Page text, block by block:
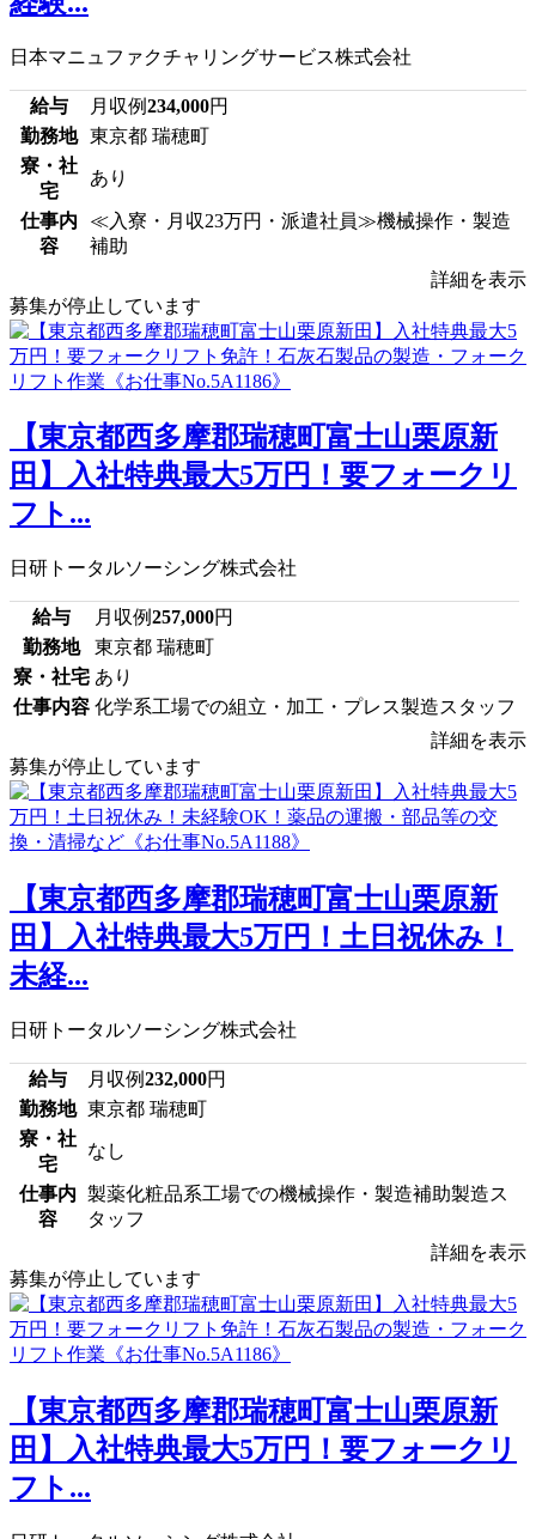
日本マニュファクチャリングサービス株式会社
給与 月収例234,000円
勤務地 東京都 瑞穂町
寮・社
宅
あり
仕事内
容
≪入寮・月収23万円・派遣社員≫機械操作・製造
補助
詳細を表示
募集が停止しています
【東京都西多摩郡瑞穂町富士山栗原新
田】入社特典最大5万円！要フォークリ
フト...
日研トータルソーシング株式会社
給与 月収例257,000円
勤務地
東京都 瑞穂町
寮・社宅 あり
仕事内容 化学系工場での組立・加工・プレス製造スタッフ
詳細を表示
募集が停止しています
【東京都西多摩郡瑞穂町富士山栗原新
田】入社特典最大5万円！土日祝休み！
未経...
日研トータルソーシング株式会社
給与 月収例232,000円
勤務地 東京都 瑞穂町
寮・社
宅
なし
仕事内
容
製薬化粧品系工場での機械操作・製造補助製造ス
タッフ
詳細を表示
募集が停止しています
【東京都西多摩郡瑞穂町富士山栗原新
田】入社特典最大5万円！要フォークリ
フト...